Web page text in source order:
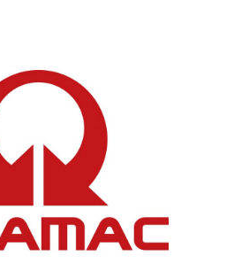
PRAMAC